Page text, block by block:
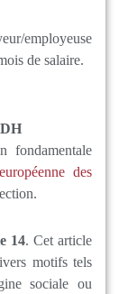
employeuse
de salaire.
fondamentale
des
14. Cet article
motifs tels
sociale ou